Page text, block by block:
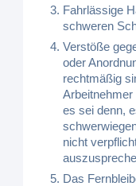
Fahrlässige
schweren
Verstöße
oder
rechtmäßig
es sei denn,
nicht
Das